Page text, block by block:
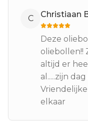
C Christiaan
Deze
oliebollen!!
altijd er
al.....zijn
elkaar